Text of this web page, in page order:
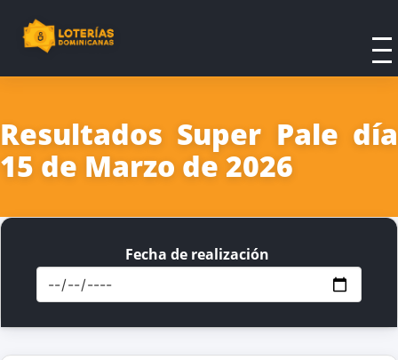
Resultados Super Pale día
15 de Marzo de 2026
Fecha de realización